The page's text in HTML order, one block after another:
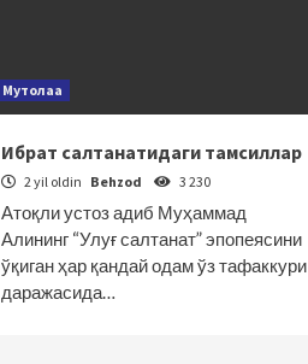
Мутолаа
Ибрат салтанатидаги тамсиллар
2 yil oldin Behzod 3 230
Атоқли устоз адиб Муҳаммад
Алининг “Улуғ салтанат” эпопеясини
ўқиган ҳар қандай одам ўз тафаккури
даражасида…